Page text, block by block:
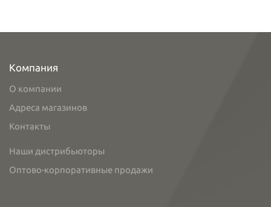
Компания
О компании
Адреса магазинов
Контакты
Наши дистрибьюторы
Оптово-корпоративные продажи